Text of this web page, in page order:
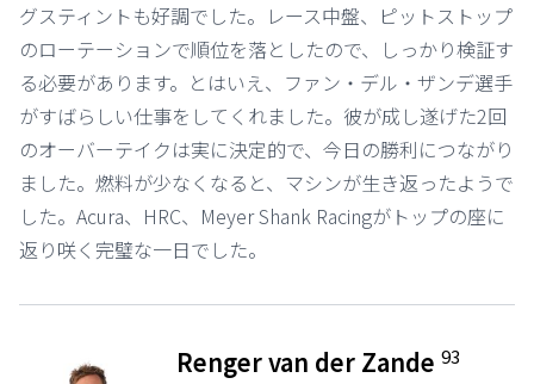
グスティントも好調でした。レース中盤、ピットストップ
のローテーションで順位を落としたので、しっかり検証す
る必要があります。とはいえ、ファン・デル・ザンデ選手
がすばらしい仕事をしてくれました。彼が成し遂げた2回
のオーバーテイクは実に決定的で、今日の勝利につながり
ました。燃料が少なくなると、マシンが生き返ったようで
した。Acura、HRC、Meyer Shank Racingがトップの座に
返り咲く完璧な一日でした。
Renger van der Zande93